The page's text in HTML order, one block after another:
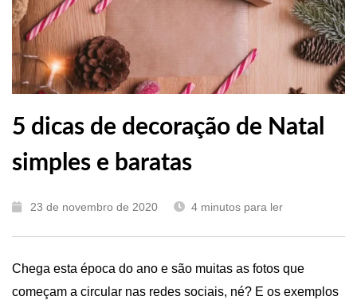
5 dicas de decoração de Natal
simples e baratas
23 de novembro de 2020 4 minutos para ler
Chega esta época do ano e são muitas as fotos que
começam a circular nas redes sociais, né? E os exemplos